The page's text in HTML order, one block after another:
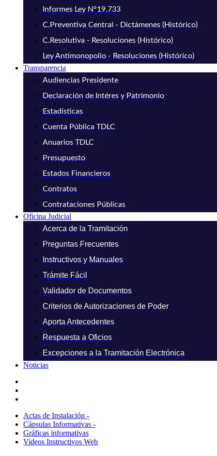
Informes Ley N°19.733
C.Preventiva Central - Dictámenes (Histórico)
C.Resolutiva - Resoluciones (Histórico)
Ley Antimonopolio - Resoluciones (Histórico)
Transparencia
Audiencias Presidente
Declaración de Intéres y Patrimonio
Estadísticas
Cuenta Pública TDLC
Anuarios TDLC
Presupuesto
Estados Financieros
Contratos
Contrataciones Públicas
Oficina Judicial
Acerca de la Tramitación
Preguntas Frecuentes
Instructivos y Manuales
Trámite Fácil
Validador de Documentos
Criterios de Autorizaciones de Poder
Aporta Antecedentes
Respuesta a Oficios
Excepciones a la Tramitación Electrónica
Noticias
Actas de Instalación -
Cápsulas Informativas -
Gráficas informativas
Videos Instructivos Web